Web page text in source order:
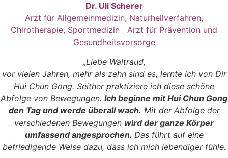
Dr. Uli Scherer
Arzt für Allgemeinmedizin, Naturheilverfahren,
Chirotherapie, Sportmedizin Arzt für Prävention und
Gesundheitsvorsorge
„Liebe Waltraud,
vor vielen Jahren, mehr als zehn sind es, lernte ich von Dir
Hui Chun Gong. Seither praktiziere ich diese schöne
Abfolge von Bewegungen. Ich beginne mit Hui Chun Gong
den Tag und werde überall wach. Mit der Abfolge der
verschiedenen Bewegungen wird der ganze Körper
umfassend angesprochen. Das führt auf eine
befriedigende Weise dazu, dass ich mich lebendiger fühle.